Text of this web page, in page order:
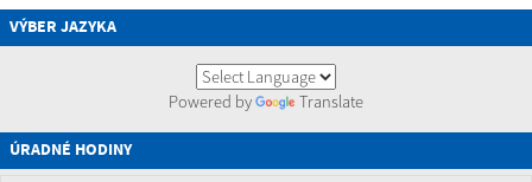
VÝBER JAZYKA
Powered by Translate
ÚRADNÉ HODINY